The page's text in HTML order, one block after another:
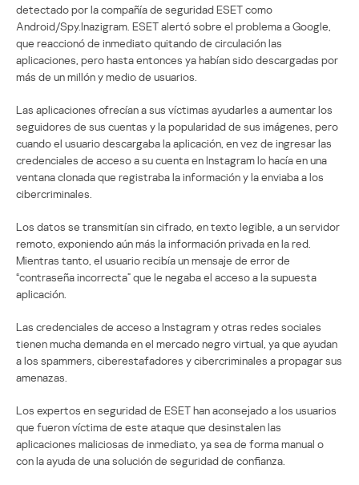
detectado por la compañía de seguridad ESET como
Android/Spy.Inazigram. ESET alertó sobre el problema a Google,
que reaccionó de inmediato quitando de circulación las
aplicaciones, pero hasta entonces ya habían sido descargadas por
más de un millón y medio de usuarios.
Las aplicaciones ofrecían a sus víctimas ayudarles a aumentar los
seguidores de sus cuentas y la popularidad de sus imágenes, pero
cuando el usuario descargaba la aplicación, en vez de ingresar las
credenciales de acceso a su cuenta en Instagram lo hacía en una
ventana clonada que registraba la información y la enviaba a los
cibercriminales.
Los datos se transmitían sin cifrado, en texto legible, a un servidor
remoto, exponiendo aún más la información privada en la red.
Mientras tanto, el usuario recibía un mensaje de error de
“contraseña incorrecta” que le negaba el acceso a la supuesta
aplicación.
Las credenciales de acceso a Instagram y otras redes sociales
tienen mucha demanda en el mercado negro virtual, ya que ayudan
a los spammers, ciberestafadores y cibercriminales a propagar sus
amenazas.
Los expertos en seguridad de ESET han aconsejado a los usuarios
que fueron víctima de este ataque que desinstalen las
aplicaciones maliciosas de inmediato, ya sea de forma manual o
con la ayuda de una solución de seguridad de confianza.